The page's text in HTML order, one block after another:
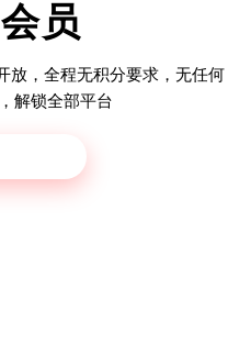
员
放，全程无积分要求，无任何
解锁全部平台